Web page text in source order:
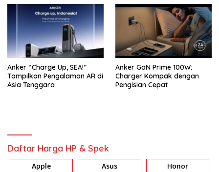
Anker “Charge Up, SEA!”
Tampilkan Pengalaman AR di
Asia Tenggara
Anker GaN Prime 100W:
Charger Kompak dengan
Pengisian Cepat
Daftar Harga HP & Spek
Apple Asus Honor